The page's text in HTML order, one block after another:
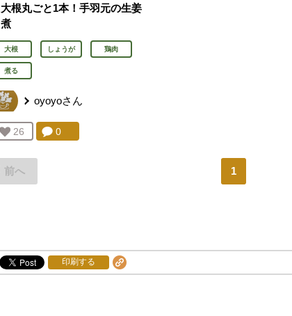
大根丸ごと1本！手羽元の生姜
煮
大根 しょうが 鶏肉
煮る
oyoyoさん
お気に入り登録：
26 人が登録コメント：
0
前へ 1
印刷する